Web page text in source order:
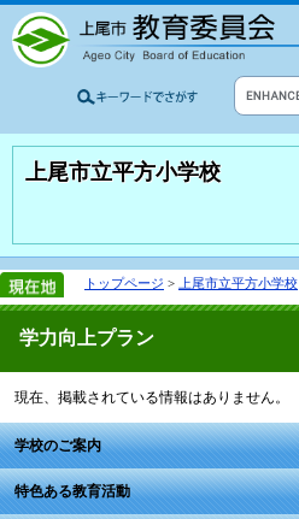
上尾市立平方小学校
トップページ > 上尾市立平方小学校
学力向上プラン
現在、掲載されている情報はありません。
学校のご案内
特色ある教育活動